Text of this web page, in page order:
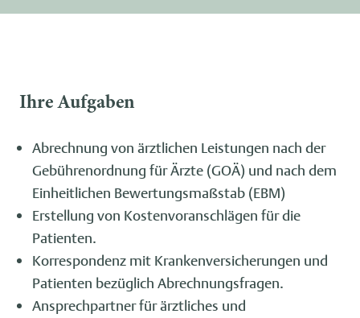
Ihre Aufgaben
Abrechnung von ärztlichen Leistungen nach der
Gebührenordnung für Ärzte (GOÄ) und nach dem
Einheitlichen Bewertungsmaßstab (EBM)
Erstellung von Kostenvoranschlägen für die
Patienten.
Korrespondenz mit Krankenversicherungen und
Patienten bezüglich Abrechnungsfragen.
Ansprechpartner für ärztliches und